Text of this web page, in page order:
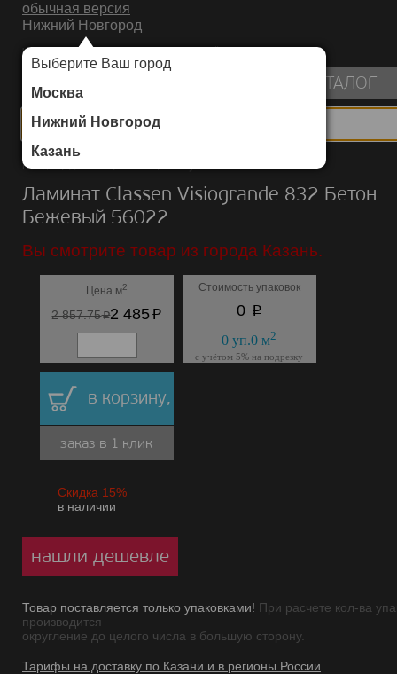
обычная версия
Нижний Новгород
Выберите Ваш город
Москва
Нижний Новгород
Казань
ИНТЕРНЕТ-МАГАЗИН НАПОЛЬНЫХ ПОКРЫТИЙ
КАТАЛОГ
Каталог/Ламинат/Classen/Visiogrande 832
Ламинат Classen Visiogrande 832 Бетон
Бежевый 56022
Вы смотрите товар из города Казань.
Цена м2
2 857.75p2 485p
Стоимость упаковок
0 p
0 уп.0 м2
с учётом 5% на подрезку
в корзину,
заказ в 1 клик
Скидка 15%
в наличии
нашли дешевле
Товар поставляется только упаковками! При расчете кол-ва
производится
округление до целого числа в большую сторону.
Тарифы на доставку по Казани и в регионы России